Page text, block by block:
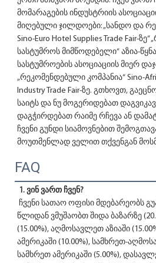
მომარაგების ინდუსტრიის
მიღებული ჯილდოები: „სანდო და
Sino-Euro Hotel Supplies Trade Fair-
სასტუმროს მიმწოდებელი“ აზია-
სასტუმროების ასოციაციის მიერ
„რეკომენდებული კომპანია“ Sino-
Industry Trade Fair-ზე. გთხოვთ,
საიტს და ნუ მოგერიდებათ
დაგჭირდებათ რაიმე რჩევა ან
ჩვენი გუნდი სიამოვნებით
მოუთმენლად ველით თქვენგან
FAQ
1. ვინ ვართ ჩვენ?
წლიდან ვმუშაობთ შიდა ბაზარზე
(15.00%), აღმოსავლეთ აზიაში
ამერიკაში (10.00%), სამხრეთ-
სამხრეთ ამერიკაში (5.00%),